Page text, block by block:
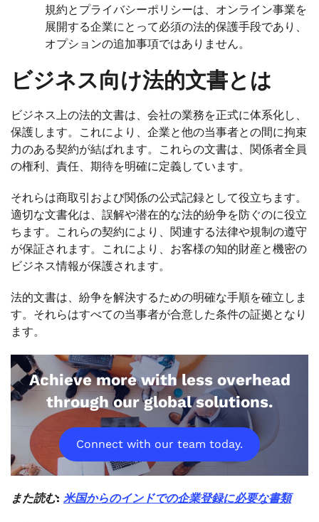
規約とプライバシーポリシーは、オンライン事業を
展開する企業にとって必須の法的保護手段であり、
オプションの追加事項ではありません。
ビジネス向け法的文書とは
ビジネス上の法的文書は、会社の業務を正式に体系化し、
保護します。これにより、企業と他の当事者との間に拘束
力のある契約が結ばれます。これらの文書は、関係者全員
の権利、責任、期待を明確に定義しています。
それらは商取引および関係の公式記録として役立ちます。
適切な文書化は、誤解や潜在的な法的紛争を防ぐのに役立
ちます。これらの契約により、関連する法律や規制の遵守
が保証されます。これにより、お客様の知的財産と機密の
ビジネス情報が保護されます。
法的文書は、紛争を解決するための明確な手順を確立しま
す。それらはすべての当事者が合意した条件の証拠となり
ます。
Achieve more with less overhead
through our global solutions.
Connect with our team today.
また読む: 米国からのインドでの企業登録に必要な書類